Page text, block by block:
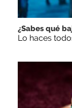
¿Sabes qué
Lo haces